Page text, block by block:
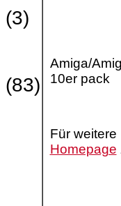
(3)
(83)
Amiga/
10er pack
Für
Homepage